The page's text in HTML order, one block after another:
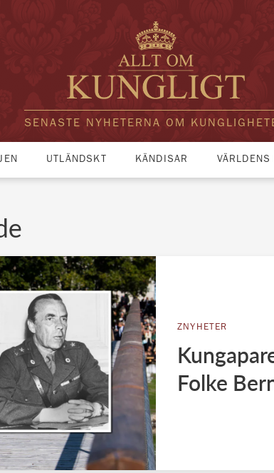
SENASTE NYHETERNA OM
UTLÄNDSKT KÄNDISAR VÄRLDENS
ZNYHETER
Folke